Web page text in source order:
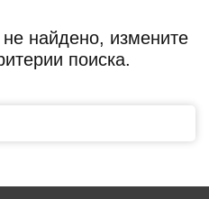
найдено, измените
поиска.